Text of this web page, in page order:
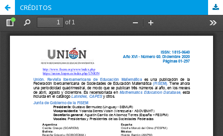
CRÉDITOS